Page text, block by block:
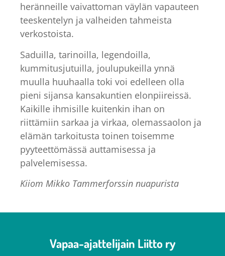
heränneille vaivattoman väylän vapauteen
teeskentelyn ja valheiden tahmeista
verkostoista.
Saduilla, tarinoilla, legendoilla,
kummitusjutuilla, joulupukeilla ynnä
muulla huuhaalla toki voi edelleen olla
pieni sijansa kansakuntien elonpiireissä.
Kaikille ihmisille kuitenkin ihan on
riittämiin sarkaa ja virkaa, olemassaolon ja
elämän tarkoitusta toinen toisemme
pyyteettömässä auttamisessa ja
palvelemisessa.
Kiiom Mikko Tammerforssin nuapurista
Vapaa-ajattelijain Liitto ry